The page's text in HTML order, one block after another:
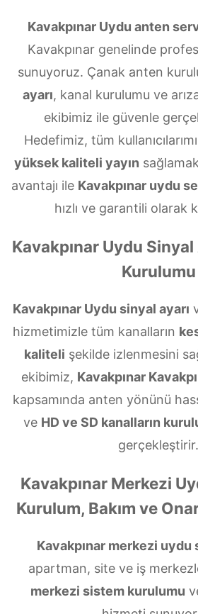
Kavakpınar Uydu anten
Kavakpınar genelinde
sunuyoruz. Çanak anten
ayarı, kanal kurulumu ve
ekibimiz ile güvenle
Hedefimiz, tüm
yüksek kaliteli yayın
avantajı ile Kavakpınar uydu
hızlı ve garantili olarak
Kavakpınar Uydu Sinyal
Kurulumu
Kavakpınar Uydu sinyal ayarı
hizmetimizle tüm kanalların
kaliteli şekilde izlenmesini
ekibimiz, Kavakpınar
kapsamında anten yönünü
ve HD ve SD kanalların
gerçekleştirir.
Kavakpınar Merkezi
Kurulum, Bakım ve
Kavakpınar merkezi uydu
apartman, site ve iş
merkezi sistem kurulumu